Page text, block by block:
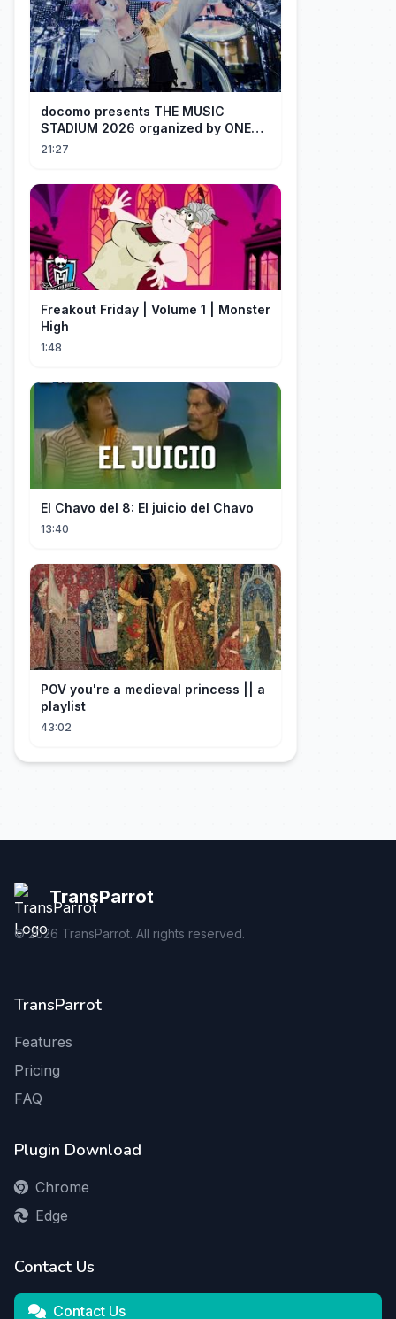
docomo presents THE MUSIC
STADIUM 2026 organized by ONE
OK ROCK [Recap]
21:27
Freakout Friday | Volume 1 | Monster
High
1:48
El Chavo del 8: El juicio del Chavo
13:40
POV you're a medieval princess || a
playlist
43:02
TransParrot
©2026 TransParrot. All rights reserved.
TransParrot
Features
Pricing
FAQ
Plugin Download
Chrome
Edge
Contact Us
Contact Us